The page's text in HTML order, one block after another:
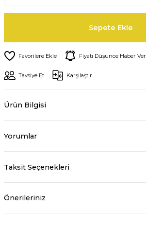
Sepete Ekle
Fiyatı Düşünce Haber Ver
Tavsiye Et Karşılaştır
Ürün Bilgisi
Yorumlar
Taksit Seçenekleri
Önerileriniz